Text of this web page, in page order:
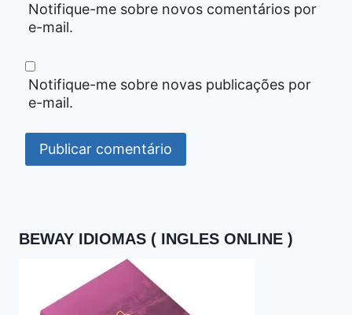
Notifique-me sobre novos comentários por
e-mail.
Notifique-me sobre novas publicações por
e-mail.
BEWAY IDIOMAS ( INGLES ONLINE )